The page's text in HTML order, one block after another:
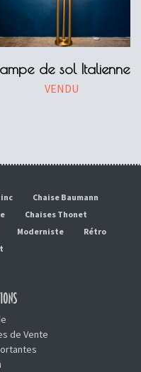
de sol Italienne
VENDU
Chaise Baumann
Chaises Thonet
Moderniste
Rétro
de Vente